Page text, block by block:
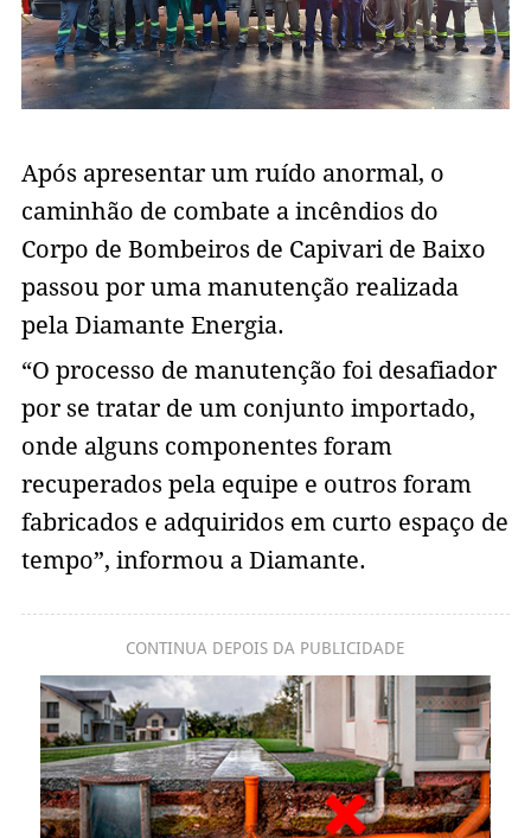
Após apresentar um ruído anormal, o
caminhão de combate a incêndios do
Corpo de Bombeiros de Capivari de Baixo
passou por uma manutenção realizada
pela Diamante Energia.
“O processo de manutenção foi desafiador
por se tratar de um conjunto importado,
onde alguns componentes foram
recuperados pela equipe e outros foram
fabricados e adquiridos em curto espaço de
tempo”, informou a Diamante.
CONTINUA DEPOIS DA PUBLICIDADE